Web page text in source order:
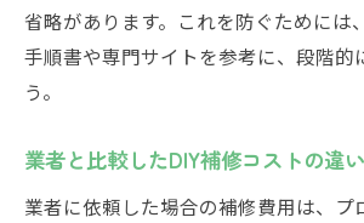
省略があります。これを防ぐためには
手順書や専門サイトを参考に、段階的
う。
業者と比較したDIY補修コストの違い
業者に依頼した場合の補修費用は、プ